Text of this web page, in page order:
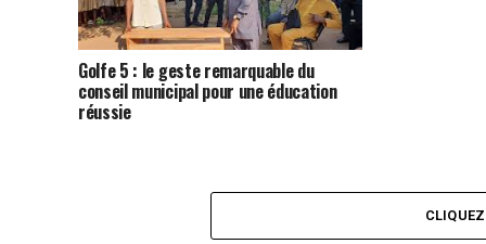
Golfe 5 : le geste remarquable du
conseil municipal pour une éducation
réussie